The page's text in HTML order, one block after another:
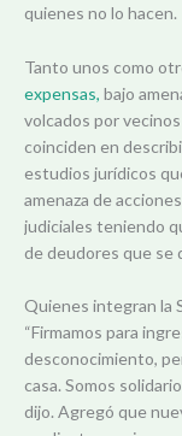
quienes no lo hacen.
Tanto unos como
expensas, bajo
volcados por
coinciden en
estudios jurídicos
amenaza de
judiciales teniendo
de deudores que se
Quienes integran la
“Firmamos para
desconocimiento,
casa. Somos
dijo. Agregó que